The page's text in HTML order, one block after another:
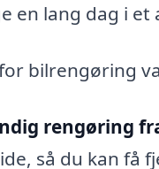
en lang dag i
bilrengøring
rengøring
så du kan få